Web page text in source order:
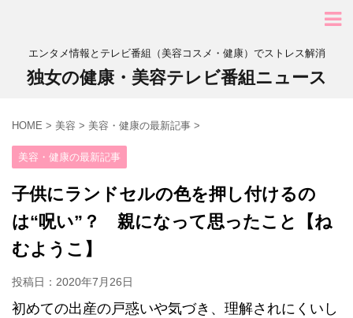
エンタメ情報とテレビ番組（美容コスメ・健康）でストレス解消
独女の健康・美容テレビ番組ニュース
HOME > 美容 > 美容・健康の最新記事 >
美容・健康の最新記事
子供にランドセルの色を押し付けるの
は“呪い”？ 親になって思ったこと【ね
むようこ】
投稿日： 2020年7月26日
初めての出産の戸惑いや気づき、理解されにくいし